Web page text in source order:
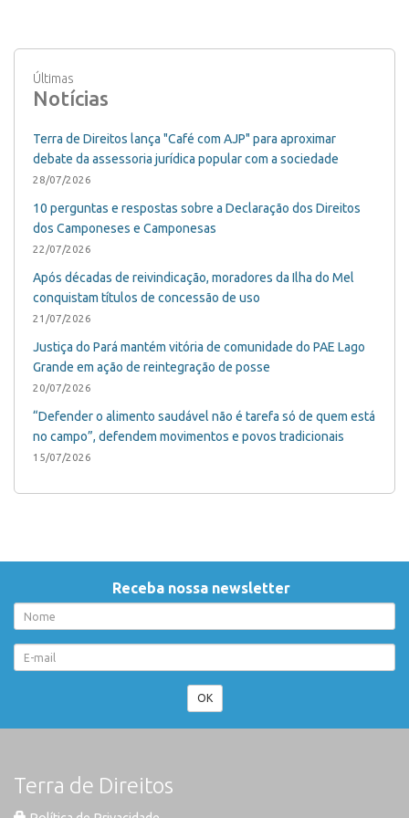
Últimas
Notícias
Terra de Direitos lança "Café com AJP" para aproximar
debate da assessoria jurídica popular com a sociedade
28/07/2026
10 perguntas e respostas sobre a Declaração dos Direitos
dos Camponeses e Camponesas
22/07/2026
Após décadas de reivindicação, moradores da Ilha do Mel
conquistam títulos de concessão de uso
21/07/2026
Justiça do Pará mantém vitória de comunidade do PAE Lago
Grande em ação de reintegração de posse
20/07/2026
“Defender o alimento saudável não é tarefa só de quem está
no campo”, defendem movimentos e povos tradicionais
15/07/2026
Receba nossa newsletter
OK
Terra de Direitos